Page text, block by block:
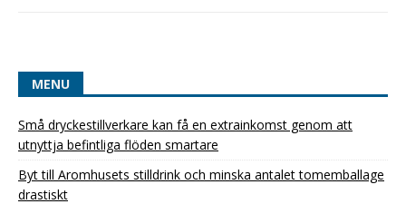
MENU
Små dryckestillverkare kan få en extrainkomst genom att
utnyttja befintliga flöden smartare
Byt till Aromhusets stilldrink och minska antalet tomemballage
drastiskt